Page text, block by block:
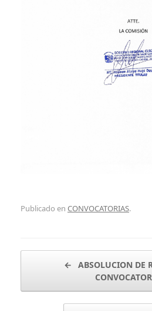
Publicado en CONVOCATORIAS.
Navegador de artículos
←
ABSOLUCION DE